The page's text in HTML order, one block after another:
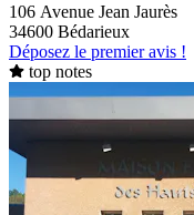
106 Avenue Jean Jaurès
34600 Bédarieux
Déposez le premier avis !
top notes